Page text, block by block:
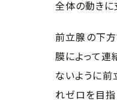
全体の動きに
前立腺の下
膜によって連
ないように前
れゼロを目指